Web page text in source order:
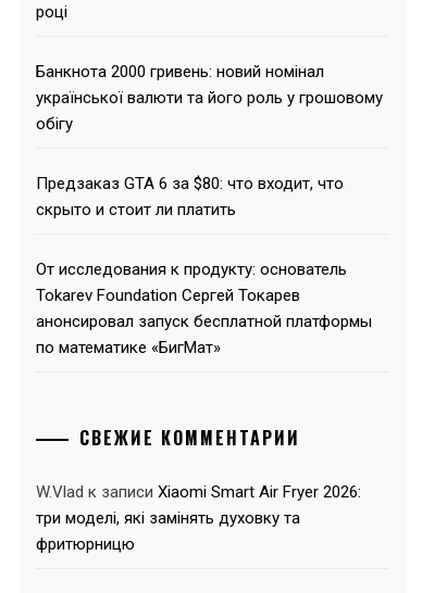
році
Банкнота 2000 гривень: новий номінал
української валюти та його роль у грошовому
обігу
Предзаказ GTA 6 за $80: что входит, что
скрыто и стоит ли платить
От исследования к продукту: основатель
Tokarev Foundation Сергей Токарев
анонсировал запуск бесплатной платформы
по математике «БигМат»
СВЕЖИЕ КОММЕНТАРИИ
W.Vlad к записиXiaomi Smart Air Fryer 2026:
три моделі, які замінять духовку та
фритюрницю